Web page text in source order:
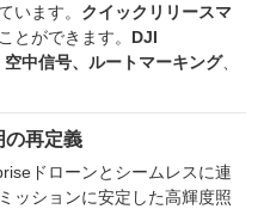
います。 クイックリリースマ
とができます。 DJI
空中信号、ルートマーキング、
の再定義
ドローンとシームレスに連
ッションに安定した高輝度照